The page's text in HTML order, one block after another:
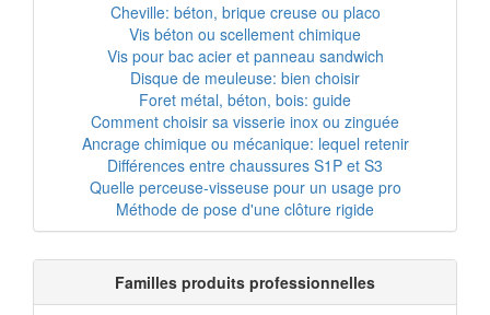
Cheville: béton, brique creuse ou placo
Vis béton ou scellement chimique
Vis pour bac acier et panneau sandwich
Disque de meuleuse: bien choisir
Foret métal, béton, bois: guide
Comment choisir sa visserie inox ou zinguée
Ancrage chimique ou mécanique: lequel retenir
Différences entre chaussures S1P et S3
Quelle perceuse-visseuse pour un usage pro
Méthode de pose d'une clôture rigide
Familles produits professionnelles